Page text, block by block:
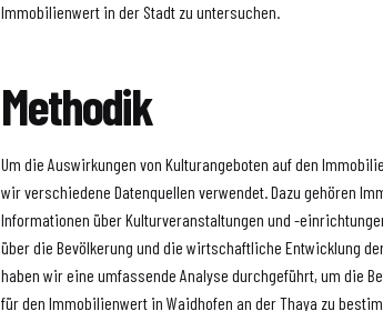
Immobilienwert in der Stadt zu untersuchen.
Methodik
Um die Auswirkungen von Kulturangeboten auf den
wir verschiedene Datenquellen verwendet. Dazu gehören
Informationen über Kulturveranstaltungen und -
über die Bevölkerung und die wirtschaftliche Entwicklung
haben wir eine umfassende Analyse durchgeführt, um die
für den Immobilienwert in Waidhofen an der Thaya zu